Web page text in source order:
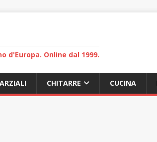
d'Europa. Online dal 1999.
CHITARRE CUCINA